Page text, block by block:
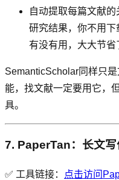
自动提取每篇文献的
研究结果，你不用
有没有用，大大节省
SemanticScholar同样只
能，找文献一定要用它，
具。
7. PaperTan：长文
✅ 工具链接： 点击访问